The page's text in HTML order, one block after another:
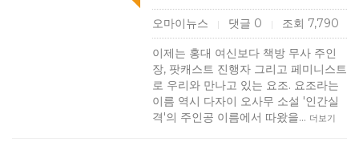
오마이뉴스 | 댓글 0 | 조회 7,790
이제는 홍대 여신보다 책방 무사 주인
장, 팟캐스트 진행자 그리고 페미니스트
로 우리와 만나고 있는 요조. 요조라는
이름 역시 다자이 오사무 소설 '인간실
격'의 주인공 이름에서 따왔을… 더보기